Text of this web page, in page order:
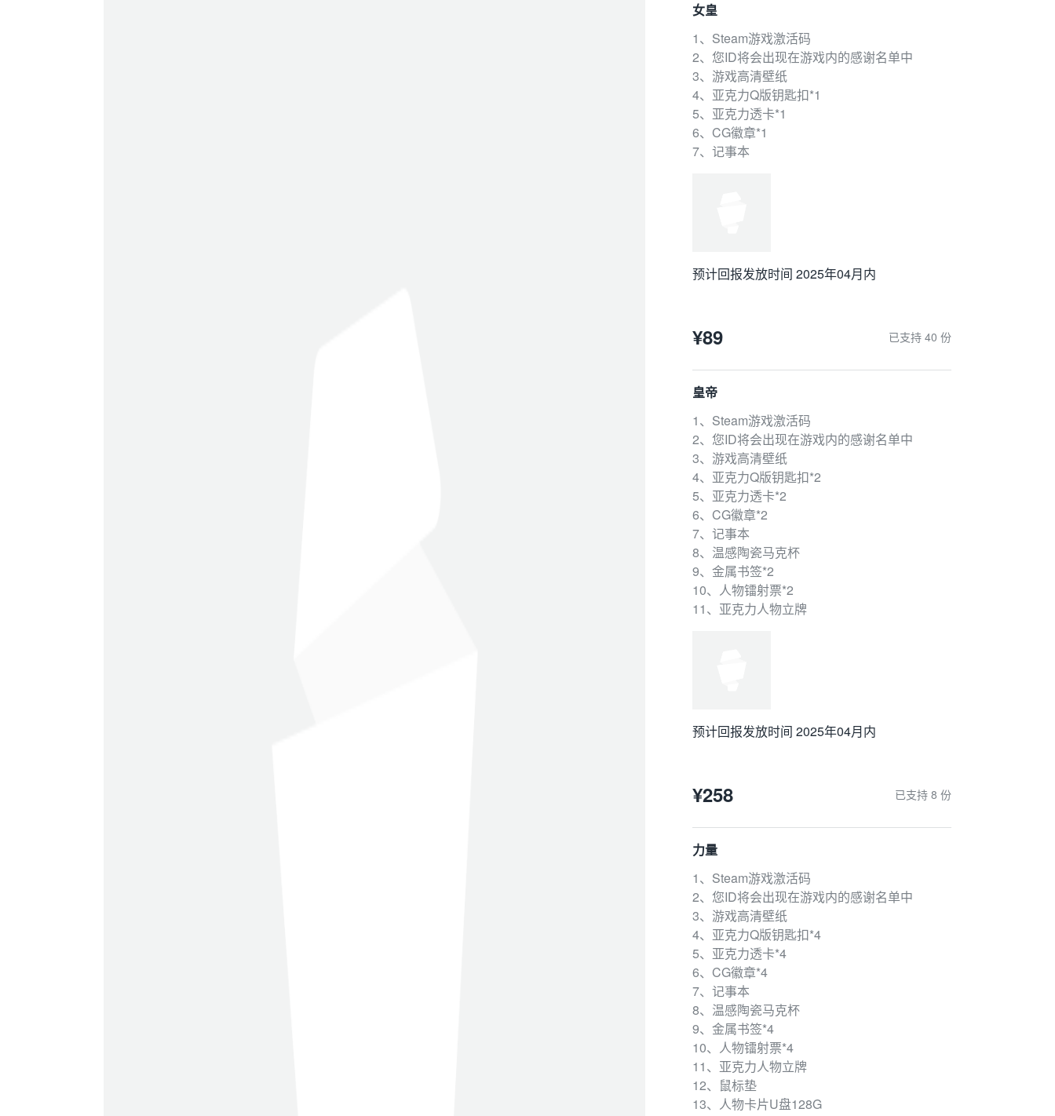
女皇
1、Steam游戏激活码
2、您ID将会出现在游戏内的感谢名单中
3、游戏高清壁纸
4、亚克力Q版钥匙扣*1
5、亚克力透卡*1
6、CG徽章*1
7、记事本
预计回报发放时间 2025年04月内
¥89 已支持 40 份
皇帝
1、Steam游戏激活码
2、您ID将会出现在游戏内的感谢名单中
3、游戏高清壁纸
4、亚克力Q版钥匙扣*2
5、亚克力透卡*2
6、CG徽章*2
7、记事本
8、温感陶瓷马克杯
9、金属书签*2
10、人物镭射票*2
11、亚克力人物立牌
预计回报发放时间 2025年04月内
¥258 已支持 8 份
力量
1、Steam游戏激活码
2、您ID将会出现在游戏内的感谢名单中
3、游戏高清壁纸
4、亚克力Q版钥匙扣*4
5、亚克力透卡*4
6、CG徽章*4
7、记事本
8、温感陶瓷马克杯
9、金属书签*4
10、人物镭射票*4
11、亚克力人物立牌
12、鼠标垫
13、人物卡片U盘128G